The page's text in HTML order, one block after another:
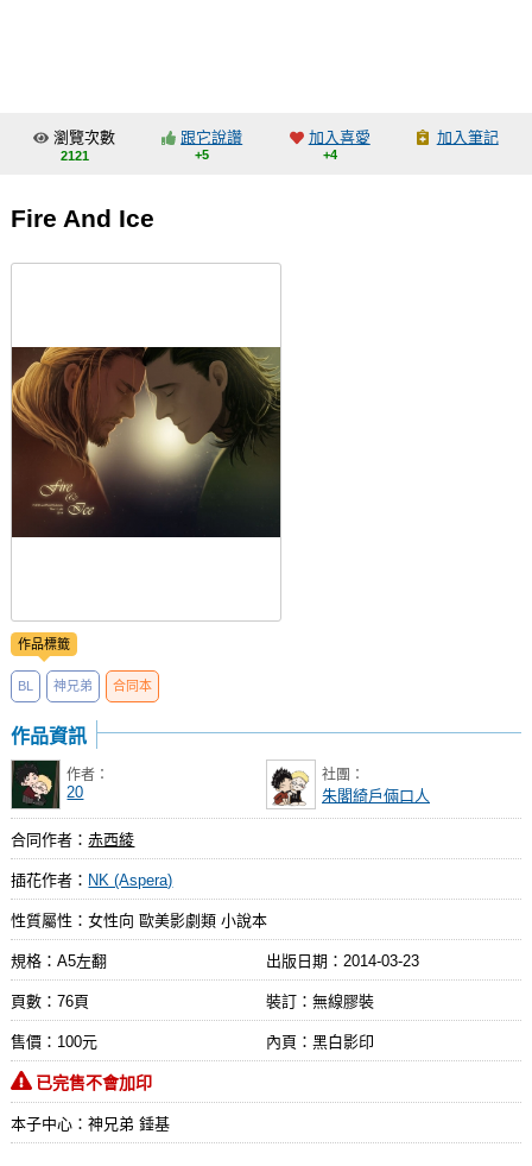
交流中心
登入
瀏覽次數
2121
跟它說讚
+5
加入喜愛
+4
加入筆記
Fire And Ice
作品標籤
BL 神兄弟 合同本
作品資訊
作者：
20
社團：
朱閣綺戶倆口人
合同作者：赤西綾
插花作者： NK (Aspera)
性質屬性：女性向 歐美影劇類 小說本
規格：A5左翻 出版日期： 2014-03-23
頁數：76頁 裝訂：無線膠裝
售價：100元 內頁：黑白影印
已完售不會加印
本子中心：神兄弟 錘基